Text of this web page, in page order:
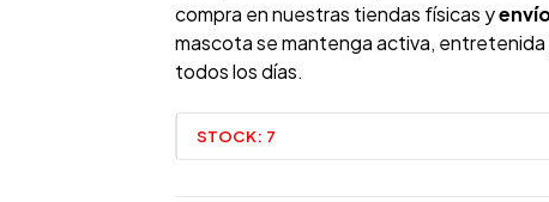
compra en nuestras tiendas físicas y
mascota se mantenga activa,
todos los días.
STOCK: 7